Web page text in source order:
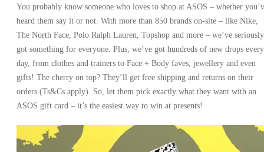
You probably know someone who loves to shop at ASOS – whether
heard them say it or not. With more than 850 brands on-site – like Nike,
The North Face, Polo Ralph Lauren, Topshop and more – we’ve seriously
got something for everyone. Plus, we’ve got hundreds of new drops every
day, from clothes and trainers to Face + Body faves, jewellery and even
gifts! The cherry on top? They’ll get free shipping and returns on their
orders (Ts&Cs apply). So, let them pick exactly what they want with an
ASOS gift card – it’s the easiest way to win at presents!